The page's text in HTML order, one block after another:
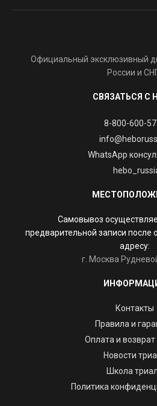
Официальный эксклюзивный
России и
СВЯЗАТЬСЯ С
8-800-600-
WhatsApp
Самовывоз
предварительной записи после
адресу:
г. Москва
Контакты
Правила и
Оплата и возврат
Новости
Школа
Политика